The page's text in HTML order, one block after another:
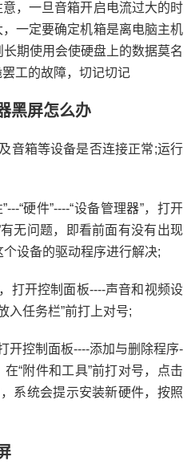
，一旦音箱开启电流过大的时
一定要确定机箱是离电脑主机
期使用会使硬盘上的数据莫名
工的故障，切记切记
黑屏怎么办
音箱等设备是否连接正常;运行
“硬件”----“设备管理器”，打开
无问题，即看前面有没有出现
个设备的驱动程序进行解决;
打开控制面板----声音和视频设
入任务栏”前打上对号;
开控制面板----添加与删除程序-
“附件和工具”前打对号，点击
系统会提示安装新硬件，按照